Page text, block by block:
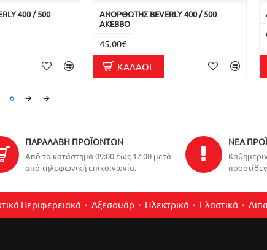
400 / 500
ΑΝΟΡΘΩΤΗΣ BEVERLY 400 / 500
AKEBBO
45,00€
ΚΑΛΆΘΙ
6
ΠΑΡΑΛΑΒΉ ΠΡΟΪΌΝΤΩΝ
Από το κατάστημα 09:00 έως 17:00 μετά
από τηλεφωνική επικοινωνία.
ΝΈΑ
Περιφερειακά Αξεσουάρ Ηλεκτρικά Ελαστικά